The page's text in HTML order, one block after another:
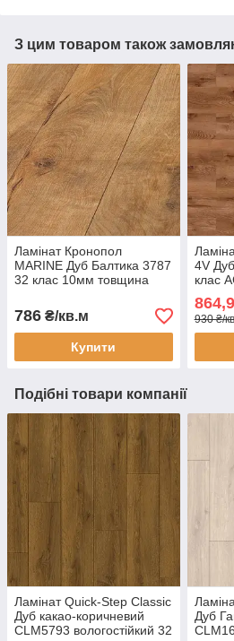
З цим товаром також
Ламінат Кронопол
MARINE Дуб Балтика 3787
32 клас 10мм товщина
786 ₴/кв.м
Купити
4V
клас
з
930 ₴/
Подібні товари компанії
Ламінат Quick-Step Classic
Дуб какао-коричневий
CLM5793 вологостійкий 32
Дуб